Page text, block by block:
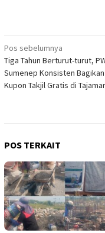
Navigasi
pos
Pos sebelumnya
Tiga Tahun Berturut-turut,
Sumenep Konsisten Bagikan
Kupon Takjil Gratis di
POS TERKAIT